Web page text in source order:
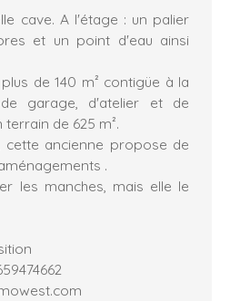
cave. A l'étage : un palier
et un point d'eau ainsi
de 140 m² contigüe à la
garage, d'atelier et de
de 625 m².
cette ancienne propose de
.
les manches, mais elle le